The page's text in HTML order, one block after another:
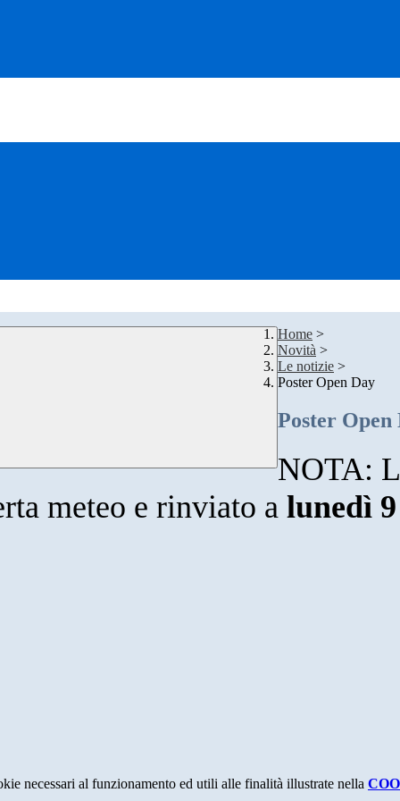
Home >
Novità >
Le notizie >
Poster Open Day
Poster Open
NOTA:
meteo e rinviato a lunedì
necessari al funzionamento ed utili alle finalità illustrate nella